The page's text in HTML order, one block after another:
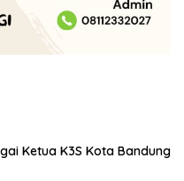
Ketua K3S Kota Bandung